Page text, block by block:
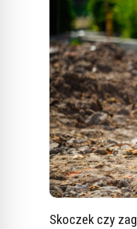
Skoczek czy